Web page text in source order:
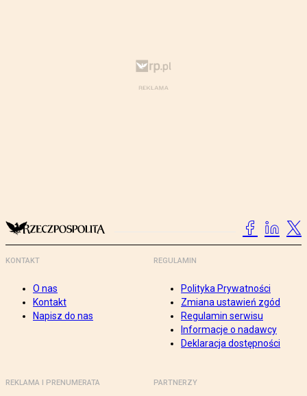
KONTAKT
O nas
Kontakt
Napisz do nas
REGULAMIN
Polityka Prywatności
Zmiana ustawień zgód
Regulamin serwisu
Informacje o nadawcy
Deklaracja dostępności
REKLAMA I PRENUMERATA PARTNERZY